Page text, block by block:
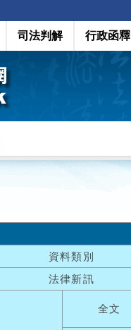
司法判解 行政函釋
資料類別
法律新訊
全文